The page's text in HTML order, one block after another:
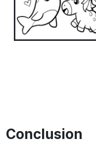
Conclusion